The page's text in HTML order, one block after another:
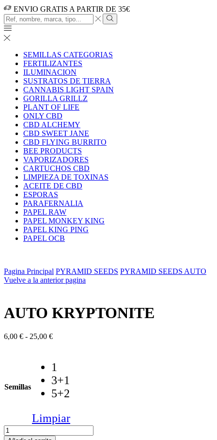
ENVIO GRATIS A PARTIR DE 35€
Search
input
Search
SEMILLAS CATEGORIAS
FERTILIZANTES
ILUMINACION
SUSTRATOS DE TIERRA
CANNABIS LIGHT SPAIN
GORILLA GRILLZ
PLANT OF LIFE
ONLY CBD
CBD ALCHEMY
CBD SWEET JANE
CBD FLYING BURRITO
BEE PRODUCTS
VAPORIZADORES
CARTUCHOS CBD
LIMPIEZA DE TOXINAS
ACEITE DE CBD
ESPORAS
PARAFERNALIA
PAPEL RAW
PAPEL MONKEY KING
PAPEL KING PING
PAPEL OCB
Pagina Principal PYRAMID SEEDS PYRAMID SEEDS AUTO
Vuelve a la anterior pagina
AUTO KRYPTONITE
6,00 € - 25,00 €Rango
desde
6,00 €
hasta
25,00 €
Semillas
1
3+1
5+2
Limpiar
AUTO
KRYPTONITE